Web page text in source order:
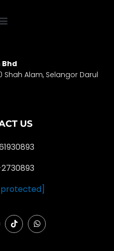
Bhd
Shah Alam, Selangor Darul
US
protected]
T
i
W
h